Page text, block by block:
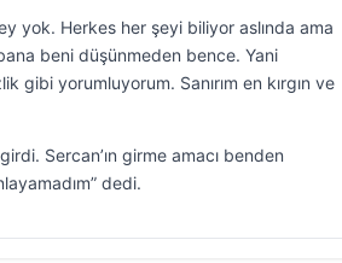
yok. Herkes her şeyi biliyor aslında ama
beni düşünmeden bence. Yani
gibi yorumluyorum. Sanırım en kırgın ve
Sercan’ın girme amacı benden
dedi.